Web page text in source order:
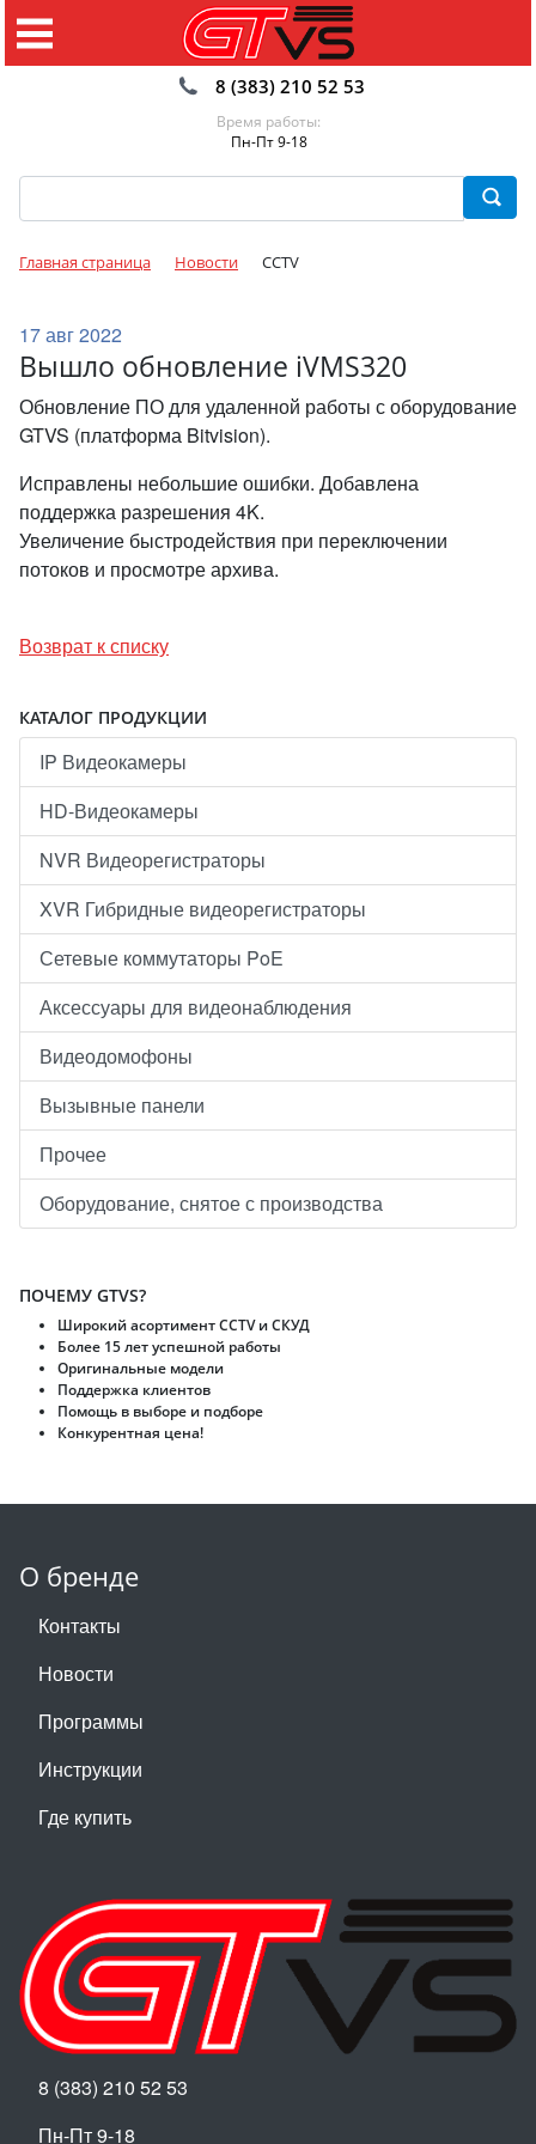
8 (383) 210 52 53
Время работы:
Пн-Пт 9-18
Главная страница Новости CCTV
17 авг 2022
Вышло обновление iVMS320
Обновление ПО для удаленной работы с оборудование
GTVS (платформа Bitvision).
Исправлены небольшие ошибки. Добавлена
поддержка разрешения 4K.
Увеличение быстродействия при переключении
потоков и просмотре архива.
Возврат к списку
КАТАЛОГ ПРОДУКЦИИ
IP Видеокамеры
HD-Видеокамеры
NVR Видеорегистраторы
XVR Гибридные видеорегистраторы
Сетевые коммутаторы PoE
Аксессуары для видеонаблюдения
Видеодомофоны
Вызывные панели
Прочее
Оборудование, снятое с производства
ПОЧЕМУ GTVS?
Широкий асортимент CCTV и CКУД
Более 15 лет успешной работы
Оригинальные модели
Поддержка клиентов
Помощь в выборе и подборе
Конкурентная цена!
О бренде
Контакты
Новости
Программы
Инструкции
Где купить
8 (383) 210 52 53
Пн-Пт 9-18